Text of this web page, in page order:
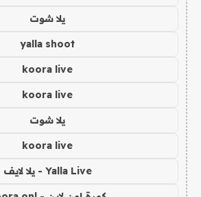
يلا شوت
yalla shoot
koora live
koora live
يلا شوت
koora live
Yalla Live - يلا لايف